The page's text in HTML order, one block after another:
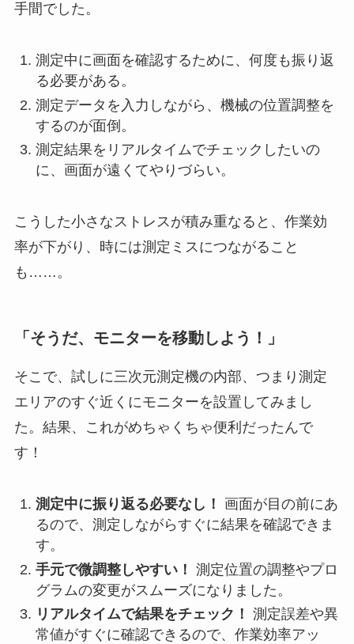
手間でした。
測定中に画面を確認するために、何度も振り返
る必要がある。
測定データを入力しながら、機械の位置調整を
するのが面倒。
測定結果をリアルタイムでチェックしたいの
に、画面が遠くてやりづらい。
こうした小さなストレスが積み重なると、作業効
率が下がり、時には測定ミスにつながること
も……。
「そうだ、モニターを移動しよう！」
そこで、試しに三次元測定機の内部、つまり測定
エリアのすぐ近くにモニターを設置してみまし
た。結果、これがめちゃくちゃ便利だったんで
す！
測定中に振り返る必要なし！
画面が目の前にあ
るので、測定しながらすぐに結果を確認できま
す。
手元で微調整しやすい！ 測定位置の調整やプロ
グラムの変更がスムーズになりました。
リアルタイムで結果をチェック！ 測定誤差や異
常値がすぐに確認できるので、作業効率アッ